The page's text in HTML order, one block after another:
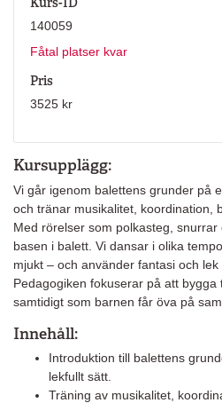
Kursupplägg:
Vi går igenom balettens grunder på
och tränar musikalitet, koordination,
Med rörelser som polkasteg,
basen i balett. Vi dansar i olika
mjukt – och använder fantasi och
Pedagogiken fokuserar på att bygga
samtidigt som barnen får öva på
Innehåll:
Introduktion till balettens
lekfullt sätt.
Träning av musikalitet,
140059
Fåtal platser kvar
Pris
3525 kr